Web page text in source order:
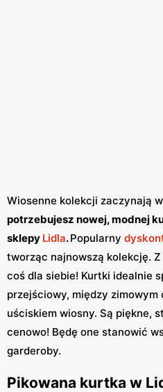
Wiosenne kolekcji zaczynają
potrzebujesz nowej, modnej
sklepy Lidla.Popularny
tworząc najnowszą kolekcję.
coś dla siebie! Kurtki idealnie
przejściowy, między zimowym
uściskiem wiosny. Są piękne,
cenowo! Będę one stanowić
garderoby.
Pikowana kurtka w